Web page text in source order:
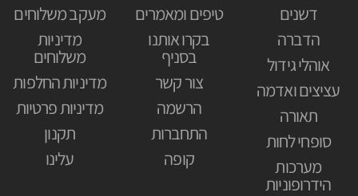
דשנים
הדברה
אוהלי גידול
עציצים ואדמה
תאורה
סופחי לחות
מערכות
הידרופוניות
טיפים ומאמרים
בקרו אותנו
בסניף
צור קשר
הרשמה
התחברות
קופה
מעקב משלוחים
מדיניות
משלוחים
מדיניות החלפות
מדיניות פרטיות
תקנון
עלינו